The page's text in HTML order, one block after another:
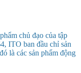
chủ đạo của tập
ITO ban đầu chỉ sản
là các sản phẩm động